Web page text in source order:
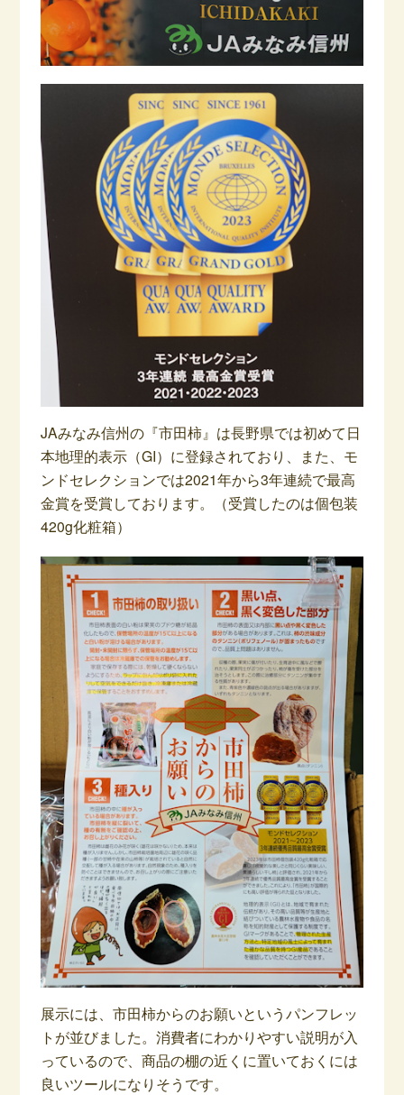
JAみなみ信州の『市田柿』は長野県では初めて日
本地理的表示（GI）に登録されており、また、モ
ンドセレクションでは2021年から3年連続で最高
金賞を受賞しております。（受賞したのは個包装
420g化粧箱）
展示には、市田柿からのお願いというパンフレッ
トが並びました。消費者にわかりやすい説明が入
っているので、商品の棚の近くに置いておくには
良いツールになりそうです。